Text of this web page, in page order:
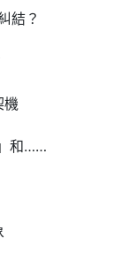
結？
機
和……